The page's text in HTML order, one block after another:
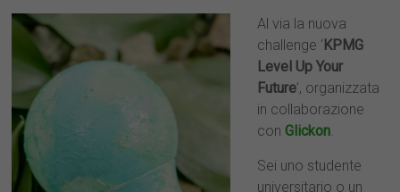
Al via la nuova
challenge ‘ KPMG
Level Up Your
Future’, organizzata
in collaborazione
conGlickon.
Sei uno studente
universitario o un